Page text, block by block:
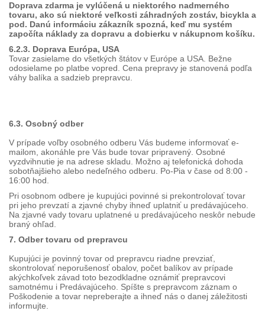
Doprava zdarma je vylúčená u niektorého nadmerného
tovaru, ako sú niektoré veľkosti záhradných zostáv, bicykla a
pod. Danú informáciu zákazník spozná, keď mu systém
započíta náklady za dopravu a dobierku v nákupnom košíku.
6.2.3. Doprava Európa, USA
Tovar zasielame do všetkých štátov v Európe a USA. Bežne
odosielame po platbe vopred. Cena prepravy je stanovená podľa
váhy balíka a sadzieb prepravcu.
6.3. Osobný odber
V prípade voľby osobného odberu Vás budeme informovať e-
mailom, akonáhle pre Vás bude tovar pripravený. Osobné
vyzdvihnutie je na adrese skladu. Možno aj telefonická dohoda
sobotňajšieho alebo nedeľného odberu. Po-Pia v čase od 8:00 -
16:00 hod.
Pri osobnom odbere je kupujúci povinné si prekontrolovať tovar
pri jeho prevzatí a zjavné chyby ihneď uplatniť u predávajúceho.
Na zjavné vady tovaru uplatnené u predávajúceho neskôr nebude
braný ohľad.
7. Odber tovaru od prepravcu
Kupujúci je povinný tovar od prepravcu riadne prevziať,
skontrolovať neporušenosť obalov, počet balíkov av prípade
akýchkoľvek závad toto bezodkladne oznámiť prepravcovi
samotnému i Predávajúceho. Spíšte s prepravcom záznam o
Poškodenie a tovar nepreberajte a ihneď nás o danej záležitosti
informujte.